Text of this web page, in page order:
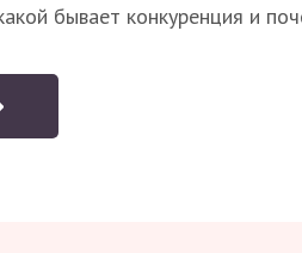
бывает конкуренция и